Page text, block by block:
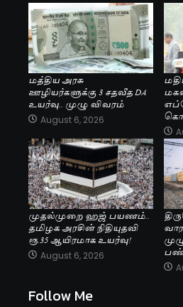
மத்திய அரசு
ஊழியர்களுக்கு 3 சதவீத DA
உயர்வு.. முழு விவரம்
August 6, 2026
முதல்முறை ஹஜ் பயணம்..
தமிழக அரசின் நிதியுதவி
ரூ.35 ஆயிரமாக உயர்வு!
August 6, 2026
Follow Me